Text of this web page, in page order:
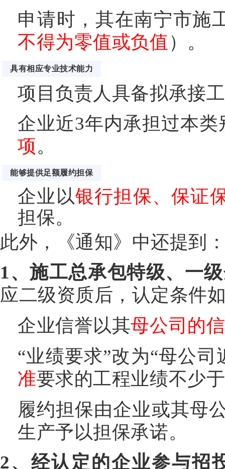
申请时，其在南宁市施
不得为零值或负值 ）。
具有相应专业技术能力
项目负责人具备拟承接
企业近3年内承担过本类
项。
能够提供足额履约担保
企业以银行担保、保证
担保。
此外，《通知》中还提到
1、施工总承包特级、一
应二级资质后，认定条件
企业信誉以其母公司的
“业绩要求”改为“母公
准要求的工程业绩不少
履约担保由企业或其母
生产予以担保承诺。
2、经认定的企业参与招